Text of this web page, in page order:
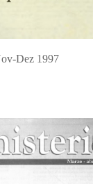
Dez 1997